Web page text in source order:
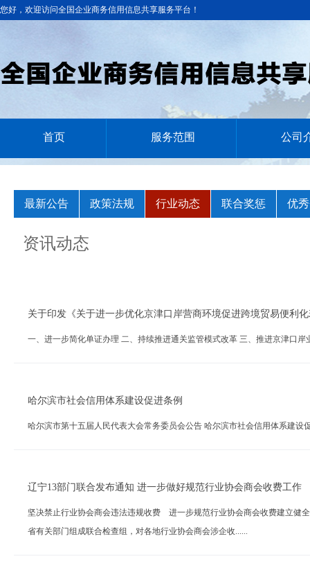
您好，欢迎访问全国企业商务信用信息共享服务平台！
首页 服务范围 公司
最新公告 政策法规 行业动态 联合奖惩 优
资讯动态
关于印发《关于进一步优化京津口岸营商环境促进跨境贸易便利
一、进一步简化单证办理 二、持续推进通关监管模式改革 三、推进京津口
哈尔滨市社会信用体系建设促进条例
哈尔滨市第十五届人民代表大会常务委员会公告 哈尔滨市社会信用体系
辽宁13部门联合发布通知 进一步做好规范行业协会商会收费工作
坚决禁止行业协会商会违法违规收费 进一步规范行业协会商会收费建立健
省有关部门组成联合检查组，对各地行业协会商会涉企收......